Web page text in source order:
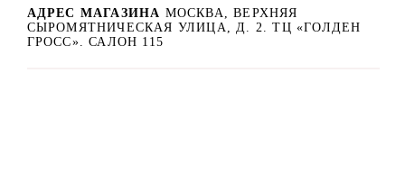
АДРЕС МАГАЗИНА МОСКВА, ВЕРХНЯЯ
СЫРОМЯТНИЧЕСКАЯ УЛИЦА, Д. 2. ТЦ «ГОЛДЕН
ГРОСС». САЛОН 115